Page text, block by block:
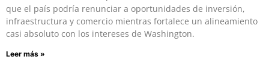
que el país podría renunciar a oportunidades de inversión,
infraestructura y comercio mientras fortalece un alineamiento
casi absoluto con los intereses de Washington.
Leer más »